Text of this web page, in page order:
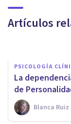
Artículos
PSICOLOGÍA
La
de
Blanca Ruiz